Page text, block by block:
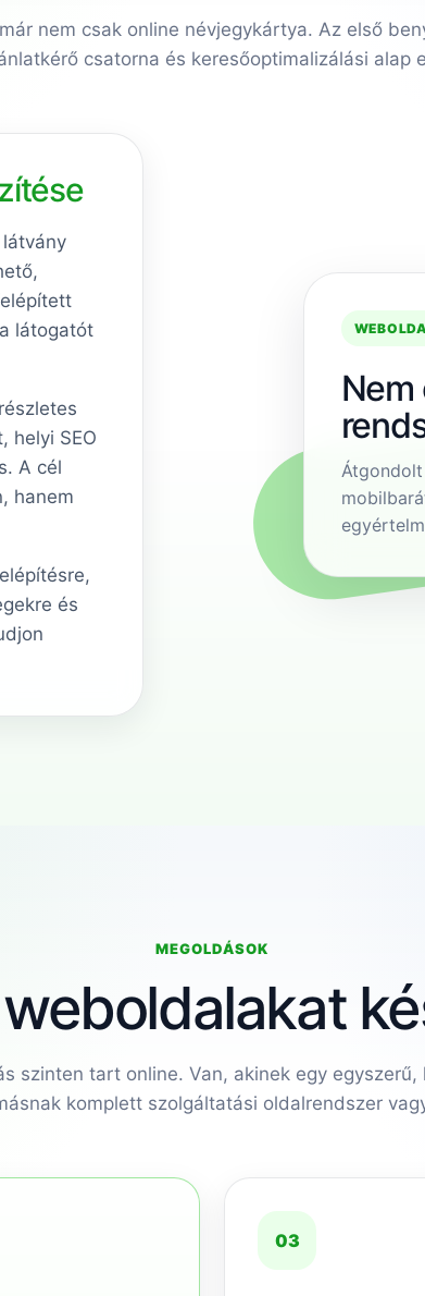
nem csak online névjegykártya. Az első
csatorna és keresőoptimalizálási alap
látogatót
helyi SEO
A cél
hanem
és
Nem
MEGOLDÁSOK
szinten tart online. Van, akinek egy
komplett szolgáltatási oldalrendszer
03